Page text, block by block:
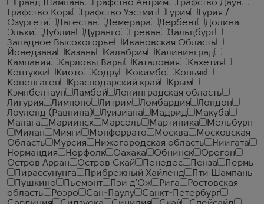
Гранд Шампань
Графство Антрим
Графство Даун
Графство Корк
Графство Уэстмит Гурия
Гурия /
Озургети
Дагестан Демерара Дербент
Долина
Эльки
Дублин Дуранго Ереван
Зальцбург
Западное Высокогорье
Ивановская Область
Йонедзава
Казань Калабрия
Калининград
Кампания
Карловы Вары Каталония
Кахетия
Кентукки
Киото Кодру Кокимбо
Коньяк
Копенгаген
Краснодарский край
Крым
Кэмпбелтаун
Ламбей
Ленинградская область
Лигурия
Лимпопо Литрим Ломбардия
Лондон
Лоуленд (Равнина)
Луизиана Мадрид
Макуба
Малага
Мариинск Марсель Мартиника
Мельбурн
Милан
Мияги Монферрато Москва
Московская
Область
Мурсия Нижегородская область
Ниигата
Нормандия
Норфолк Оахака Обнинск
Орегон
Остров Арран
Остров Скай Пенедес Пенза
Пермь
Пирассунунга
Прибрежный Хайленд
Пти Шампань
Пушкино
Пьемонт Пэи д'Ож Рига
Ростовская
область
Роэро Сан-Паулу
Санкт-Петербург